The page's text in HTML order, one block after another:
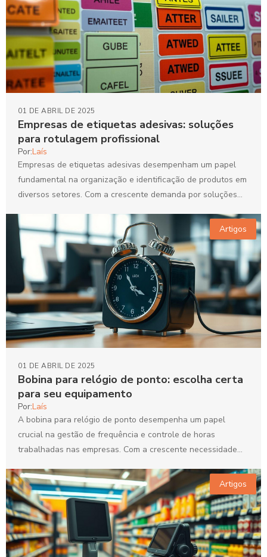
Empresas de etiquetas adesivas: soluções
para rotulagem profissional
01 DE ABRIL DE 2025
Por:Laís
Empresas de etiquetas adesivas desempenham um papel
fundamental na organização e identificação de produtos em
diversos setores. Com a crescente demanda por soluções
Artigos
Bobina para relógio de ponto: escolha certa
para seu equipamento
01 DE ABRIL DE 2025
Por:Laís
A bobina para relógio de ponto desempenha um papel
crucial na gestão de frequência e controle de horas
trabalhadas nas empresas. Com a crescente necessidade...
Artigos